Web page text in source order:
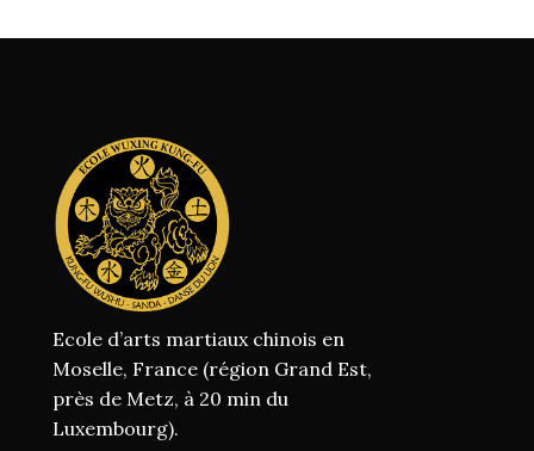
Ecole d’arts martiaux chinois en
Moselle, France (région Grand Est,
près de Metz, à 20 min du
Luxembourg).